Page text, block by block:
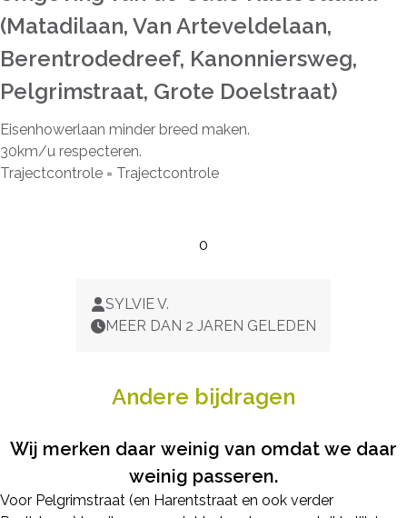
(Matadilaan, Van Arteveldelaan,
Berentrodedreef, Kanonniersweg,
Pelgrimstraat, Grote Doelstraat)
Eisenhowerlaan minder breed maken.
30km/u respecteren.
Trajectcontrole = Trajectcontrole
0
SYLVIE V.
MEER DAN 2 JAREN GELEDEN
Andere bijdragen
Wij merken daar weinig van omdat we daar
weinig passeren.
Voor Pelgrimstraat (en Harentstraat en ook verder